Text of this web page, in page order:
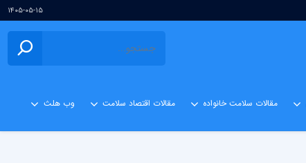
۱۴۰۵-۰۵-۱۵
مقالات سلامت خانواده مقالات اقتصاد سلامت وب هلث